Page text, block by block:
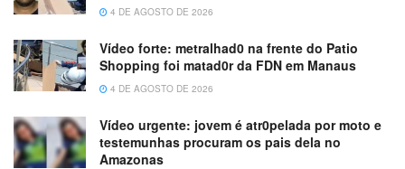
4 DE AGOSTO DE 2026
Vídeo forte: metralhad0 na frente do Patio
Shopping foi matad0r da FDN em Manaus
4 DE AGOSTO DE 2026
Vídeo urgente: jovem é atr0pelada por moto e
testemunhas procuram os pais dela no
Amazonas